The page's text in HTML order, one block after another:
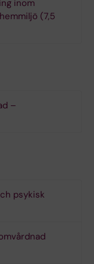
inom
(7,5
–
psykisk